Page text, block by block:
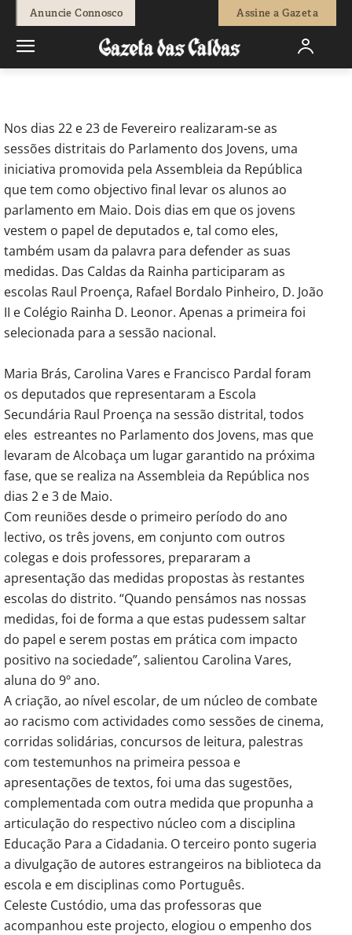
Anuncie Connosco Assine a Gazeta
Beatriz Raposo - 832 0
Nos dias 22 e 23 de Fevereiro realizaram-se as
sessões distritais do Parlamento dos Jovens, uma
iniciativa promovida pela Assembleia da República
que tem como objectivo final levar os alunos ao
parlamento em Maio. Dois dias em que os jovens
vestem o papel de deputados e, tal como eles,
também usam da palavra para defender as suas
medidas. Das Caldas da Rainha participaram as
escolas Raul Proença, Rafael Bordalo Pinheiro, D. João
II e Colégio Rainha D. Leonor. Apenas a primeira foi
selecionada para a sessão nacional.
Maria Brás, Carolina Vares e Francisco Pardal foram
os deputados que representaram a Escola
Secundária Raul Proença na sessão distrital, todos
eles estreantes no Parlamento dos Jovens, mas que
levaram de Alcobaça um lugar garantido na próxima
fase, que se realiza na Assembleia da República nos
dias 2 e 3 de Maio.
Com reuniões desde o primeiro período do ano
lectivo, os três jovens, em conjunto com outros
colegas e dois professores, prepararam a
apresentação das medidas propostas às restantes
escolas do distrito. “Quando pensámos nas nossas
medidas, foi de forma a que estas pudessem saltar
do papel e serem postas em prática com impacto
positivo na sociedade”, salientou Carolina Vares,
aluna do 9º ano.
A criação, ao nível escolar, de um núcleo de combate
ao racismo com actividades como sessões de cinema,
corridas solidárias, concursos de leitura, palestras
com testemunhos na primeira pessoa e
apresentações de textos, foi uma das sugestões,
complementada com outra medida que propunha a
articulação do respectivo núcleo com a disciplina
Educação Para a Cidadania. O terceiro ponto sugeria
a divulgação de autores estrangeiros na biblioteca da
escola e em disciplinas como Português.
Celeste Custódio, uma das professoras que
acompanhou este projecto, elogiou o empenho dos